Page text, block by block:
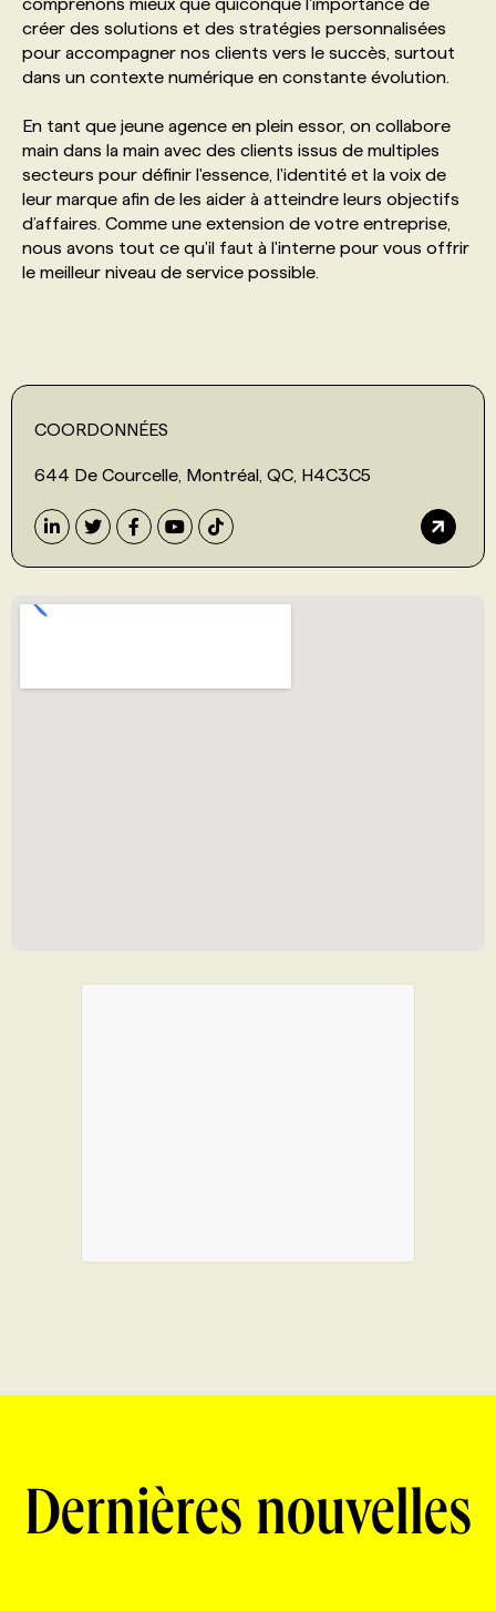
créer des solutions et des stratégies personnalisées
pour accompagner nos clients vers le succès, surtout
dans un contexte numérique en constante évolution.
En tant que jeune agence en plein essor, on collabore
main dans la main avec des clients issus de multiples
secteurs pour définir l'essence, l'identité et la voix de
leur marque afin de les aider à atteindre leurs objectifs
d’affaires. Comme une extension de votre entreprise,
nous avons tout ce qu'il faut à l'interne pour vous offrir
le meilleur niveau de service possible.
COORDONNÉES
644 De Courcelle, Montréal, QC, H4C3C5
Dernières nouvelles